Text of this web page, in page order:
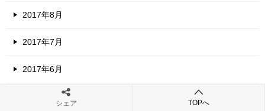
2017年8月
2017年7月
2017年6月
2017年5月
シェア TOPへ